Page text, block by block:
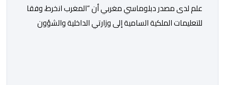
علم لدى مصدر دبلوماسي مغربي أن “المغرب انخرط، وفقا
للتعليمات الملكية السامية إلى وزارتي الداخلية والشؤون